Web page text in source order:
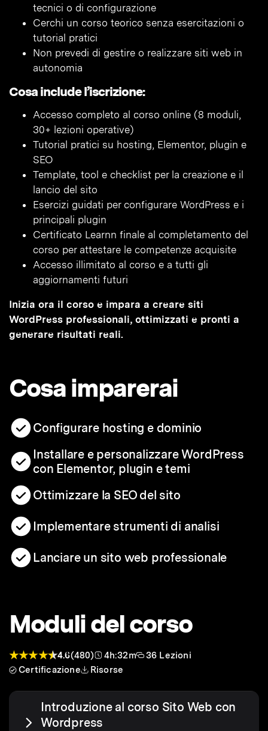
tecnici o di configurazione
Cerchi un corso teorico senza esercitazioni o
tutorial pratici
Non prevedi di gestire o realizzare siti web in
autonomia
Cosa include l’iscrizione:
Accesso completo al corso online (8 moduli,
30+ lezioni operative)
Tutorial pratici su hosting, Elementor, plugin e
SEO
Template, tool e checklist per la creazione e il
lancio del sito
Esercizi guidati per configurare WordPress e i
principali plugin
Certificato Learnn finale al completamento del
corso per attestare le competenze acquisite
Accesso illimitato al corso e a tutti gli
aggiornamenti futuri
Inizia ora il corso e impara a creare siti
WordPress professionali, ottimizzati e pronti a
generare risultati reali.
Cosa imparerai
Configurare hosting e dominio
Installare e personalizzare WordPress
con Elementor, plugin e temi
Ottimizzare la SEO del sito
Implementare strumenti di analisi
Lanciare un sito web professionale
Moduli del corso
4.6(480) 4h:32m
36 Lezioni
Certificazione
Risorse
Introduzione al corso Sito Web con
Wordpress